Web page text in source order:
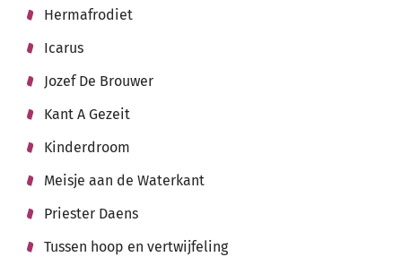
Hermafrodiet
Icarus
Jozef De Brouwer
Kant A Gezeit
Kinderdroom
Meisje aan de Waterkant
Priester Daens
Tussen hoop en vertwijfeling